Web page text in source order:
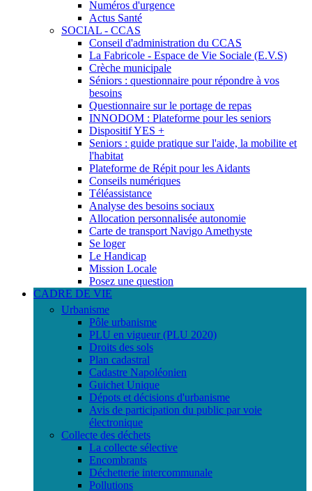
Numéros d'urgence
Actus Santé
SOCIAL - CCAS
Conseil d'administration du CCAS
La Fabricole - Espace de Vie Sociale (E.V.S)
Crèche municipale
Séniors : questionnaire pour répondre à vos
besoins
Questionnaire sur le portage de repas
INNODOM : Plateforme pour les seniors
Dispositif YES +
Seniors : guide pratique sur l'aide, la mobilite et
l'habitat
Plateforme de Répit pour les Aidants
Conseils numériques
Téléassistance
Analyse des besoins sociaux
Allocation personnalisée autonomie
Carte de transport Navigo Amethyste
Se loger
Le Handicap
Mission Locale
Posez une question
CADRE DE VIE
Urbanisme
Pôle urbanisme
PLU en vigueur (PLU 2020)
Droits des sols
Plan cadastral
Cadastre Napoléonien
Guichet Unique
Dépots et décisions d'urbanisme
Avis de participation du public par voie
électronique
Collecte des déchets
La collecte sélective
Encombrants
Déchetterie intercommunale
Pollutions